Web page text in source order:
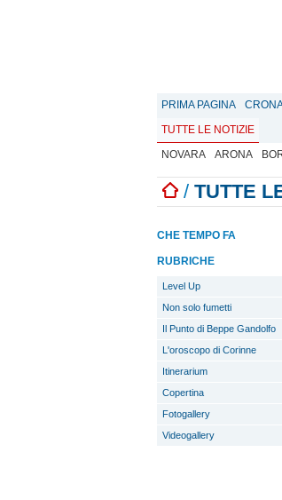
PRIMA PAGINA
TUTTE LE NOTIZIE
NOVARA
ARONA
/ TUTTE
CHE TEMPO FA
RUBRICHE
Level Up
Non solo fumetti
Il Punto di Beppe Gandolfo
L'oroscopo di Corinne
Itinerarium
Copertina
Fotogallery
Videogallery